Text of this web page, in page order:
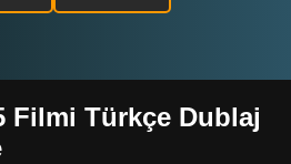
Filmi Türkçe Dublaj